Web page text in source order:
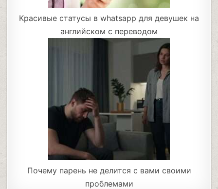
Красивые статусы в whatsapp для девушек на
английском с переводом
Почему парень не делится с вами своими
проблемами